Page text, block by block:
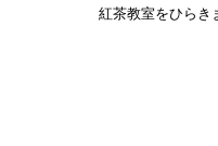
紅茶教室をひらき